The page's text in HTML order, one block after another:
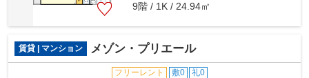
9階 / 1K / 24.94㎡
賃貸 | マンション メゾン・プリエール
フリーレント 敷0 礼0